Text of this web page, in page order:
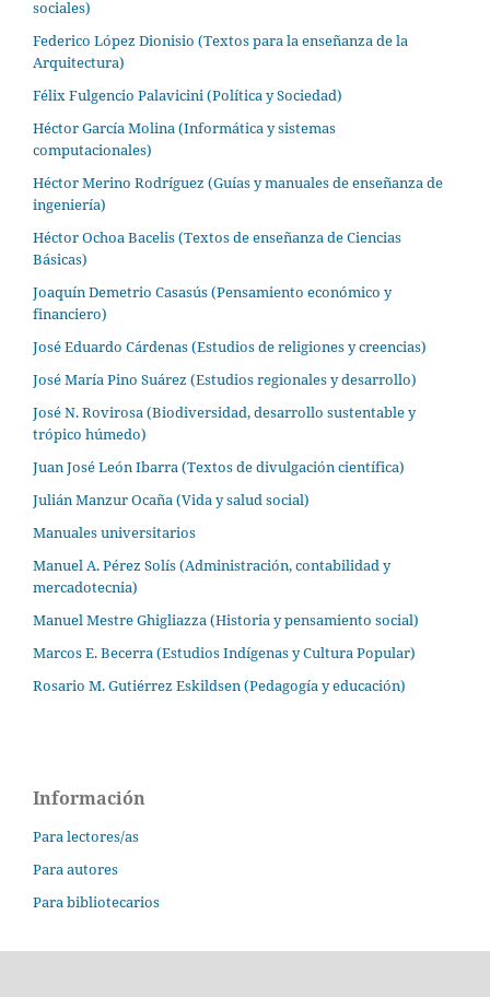
sociales)
Federico López Dionisio (Textos para la enseñanza de la
Arquitectura)
Félix Fulgencio Palavicini (Política y Sociedad)
Héctor García Molina (Informática y sistemas
computacionales)
Héctor Merino Rodríguez (Guías y manuales de enseñanza de
ingeniería)
Héctor Ochoa Bacelis (Textos de enseñanza de Ciencias
Básicas)
Joaquín Demetrio Casasús (Pensamiento económico y
financiero)
José Eduardo Cárdenas (Estudios de religiones y creencias)
José María Pino Suárez (Estudios regionales y desarrollo)
José N. Rovirosa (Biodiversidad, desarrollo sustentable y
trópico húmedo)
Juan José León Ibarra (Textos de divulgación científica)
Julián Manzur Ocaña (Vida y salud social)
Manuales universitarios
Manuel A. Pérez Solís (Administración, contabilidad y
mercadotecnia)
Manuel Mestre Ghigliazza (Historia y pensamiento social)
Marcos E. Becerra (Estudios Indígenas y Cultura Popular)
Rosario M. Gutiérrez Eskildsen (Pedagogía y educación)
Información
Para lectores/as
Para autores
Para bibliotecarios